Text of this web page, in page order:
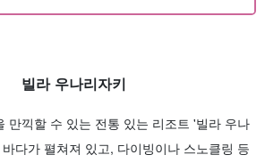
빌라 우나리자키
만끽할 수 있는 전통 있는 리조트 '빌라 우나
다가 펼쳐져 있고, 다이빙이나 스노클링 등